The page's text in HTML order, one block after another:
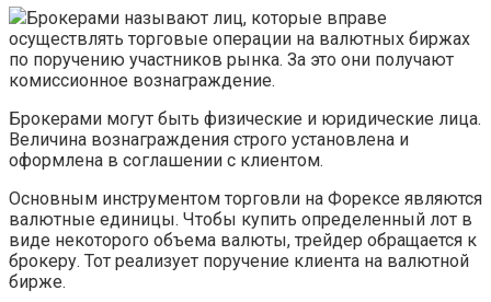
Брокерами называют лиц, которые вправе
осуществлять торговые операции на валютных биржах
по поручению участников рынка. За это они получают
комиссионное вознаграждение.
Брокерами могут быть физические и юридические лица.
Величина вознаграждения строго установлена и
оформлена в соглашении с клиентом.
Основным инструментом торговли на Форексе являются
валютные единицы. Чтобы купить определенный лот в
виде некоторого объема валюты, трейдер обращается к
брокеру. Тот реализует поручение клиента на валютной
бирже.